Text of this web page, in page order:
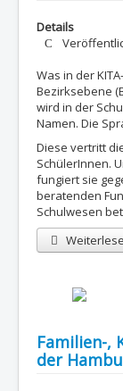
Details
Was in der
Bezirksebene
wird in der
Namen. Die
Diese vertritt
SchülerInnen.
fungiert sie
beratenden
Schulwesen
Familien-,
der